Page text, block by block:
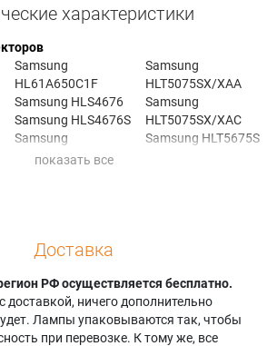
характеристики
Samsung
HL61A650C1F
Samsung HLS4676
Samsung HLS4676S
Samsung
HLS4676SX
HLT4675SX
HLT4675SX/XAA
Samsung HLT5075S
Samsung
HLT5075SX
Samsung
HLT5075SX/XAA
Samsung
HLT5075SX/XAC
Samsung HLT5675S
SP50K6HD
Samsung
SP56K6HD
Доставка
РФ осуществляется бесплатно.
ничего дополнительно
Лампы упаковываются так, чтобы
при перевозке. К тому же, все